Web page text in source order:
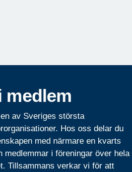
medlem
av Sveriges största
Hos oss delar du
med närmare en kvarts
medlemmar i föreningar över hela
Tillsammans verkar vi för att